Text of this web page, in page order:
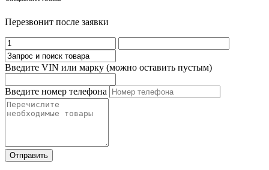
Перезвонит после заявки
Введите VIN или марку (можно оставить пустым)
Введите номер телефона
Отправить